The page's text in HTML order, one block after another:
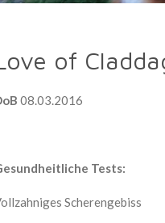
of
08.03.2016